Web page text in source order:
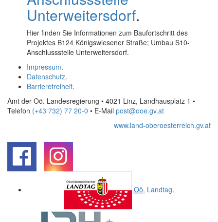
Unterweitersdorf.
Hier finden Sie Informationen zum Baufortschritt des
Projektes B124 Königswiesener Straße; Umbau S10-
Anschlussstelle Unterweitersdorf.
Impressum.
Datenschutz.
Barrierefreiheit.
Amt der Oö. Landesregierung • 4021 Linz, Landhausplatz 1 •
Telefon (+43 732) 77 20-0 • E-Mail post@ooe.gv.at
www.land-oberoesterreich.gv.at
Oö. Landtag.